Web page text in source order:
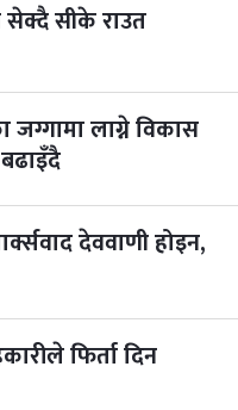
सीके राउत
जग्गामा लाग्ने विकास
देववाणी होइन,
फिर्ता दिन